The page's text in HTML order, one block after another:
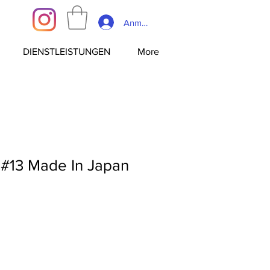
Anmelden
DIENSTLEISTUNGEN More
Made In Japan